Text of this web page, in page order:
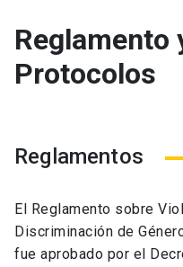
Reglamento
Protocolos
Reglamentos
El Reglamento sobre
Discriminación de
fue aprobado por el